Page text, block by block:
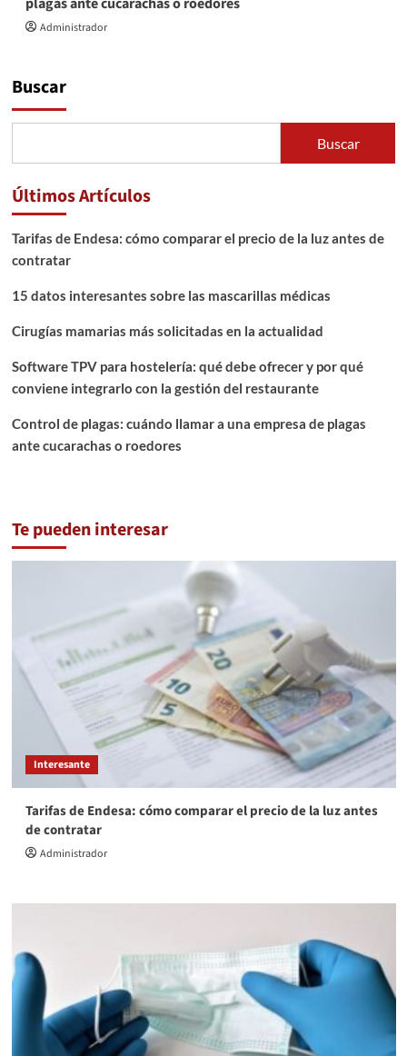
Administrador
Buscar
Buscar
Últimos Artículos
Tarifas de Endesa: cómo comparar el precio de la luz antes de
contratar
15 datos interesantes sobre las mascarillas médicas
Cirugías mamarias más solicitadas en la actualidad
Software TPV para hostelería: qué debe ofrecer y por qué
conviene integrarlo con la gestión del restaurante
Control de plagas: cuándo llamar a una empresa de plagas
ante cucarachas o roedores
Te pueden interesar
Interesante
Tarifas de Endesa: cómo comparar el precio de la luz antes
de contratar
Administrador